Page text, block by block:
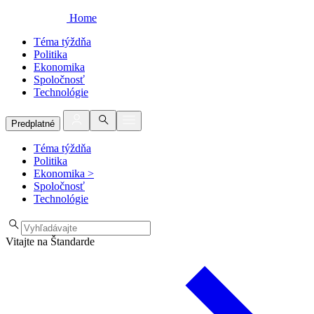
Home
Téma týždňa
Politika
Ekonomika
Spoločnosť
Technológie
Predplatné
Téma týždňa
Politika
Ekonomika >
Spoločnosť
Technológie
Vitajte na Štandarde